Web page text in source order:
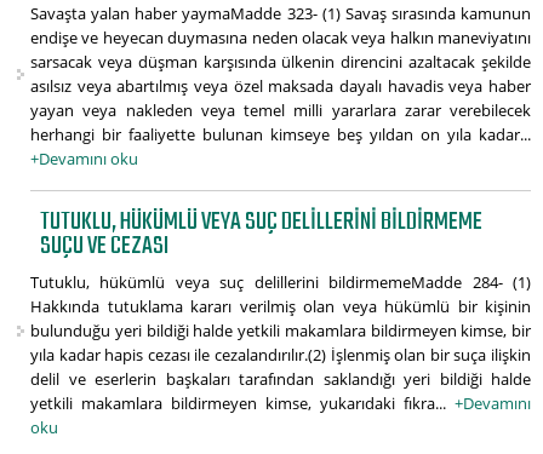
Savaşta yalan haber yaymaMadde 323- (1) Savaş sırasında kamunun
endişe ve heyecan duymasına neden olacak veya halkın maneviyatını
sarsacak veya düşman karşısında ülkenin direncini azaltacak şekilde
asılsız veya abartılmış veya özel maksada dayalı havadis veya haber
yayan veya nakleden veya temel milli yararlara zarar verebilecek
herhangi bir faaliyette bulunan kimseye beş yıldan on yıla kadar...
+Devamını oku
TUTUKLU, HÜKÜMLÜ VEYA SUÇ DELILLERINI BILDIRMEME
SUÇU VE CEZASI
Tutuklu, hükümlü veya suç delillerini bildirmemeMadde 284- (1)
Hakkında tutuklama kararı verilmiş olan veya hükümlü bir kişinin
bulunduğu yeri bildiği halde yetkili makamlara bildirmeyen kimse, bir
yıla kadar hapis cezası ile cezalandırılır.(2) İşlenmiş olan bir suça ilişkin
delil ve eserlerin başkaları tarafından saklandığı yeri bildiği halde
yetkili makamlara bildirmeyen kimse, yukarıdaki fıkra... +Devamını
oku